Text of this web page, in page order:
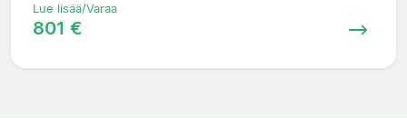
Lue lisää/Varaa
801 €